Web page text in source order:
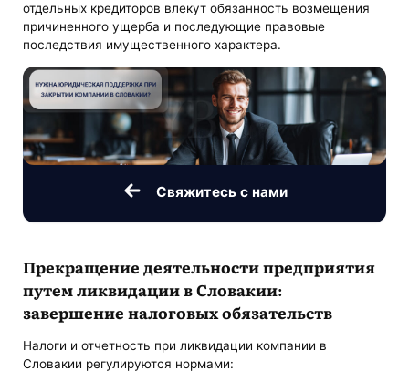
отдельных кредиторов влекут обязанность возмещения
причиненного ущерба и последующие правовые
последствия имущественного характера.
Свяжитесь с нами
Прекращение деятельности предприятия
путем ликвидации в Словакии:
завершение налоговых обязательств
Налоги и отчетность при ликвидации компании в
Словакии регулируются нормами: